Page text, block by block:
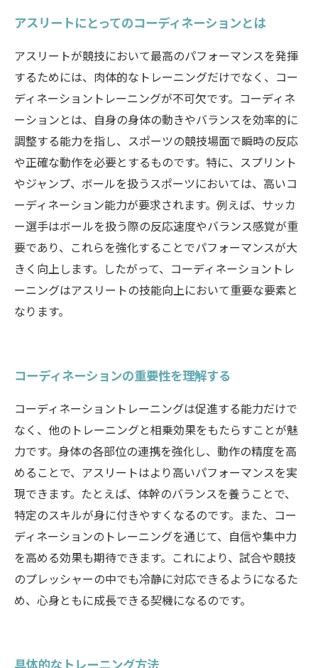
アスリートにとってのコーディネーションとは
アスリートが競技において最高のパフォーマンスを発揮
するためには、肉体的なトレーニングだけでなく、コー
ディネーショントレーニングが不可欠です。コーディネ
ーションとは、自身の身体の動きやバランスを効率的に
調整する能力を指し、スポーツの競技場面で瞬時の反応
や正確な動作を必要とするものです。特に、スプリント
やジャンプ、ボールを扱うスポーツにおいては、高いコ
ーディネーション能力が要求されます。例えば、サッカ
ー選手はボールを扱う際の反応速度やバランス感覚が重
要であり、これらを強化することでパフォーマンスが大
きく向上します。したがって、コーディネーショントレ
ーニングはアスリートの技能向上において重要な要素と
なります。
コーディネーションの重要性を理解する
コーディネーショントレーニングは促進する能力だけで
なく、他のトレーニングと相乗効果をもたらすことが魅
力です。身体の各部位の連携を強化し、動作の精度を高
めることで、アスリートはより高いパフォーマンスを実
現できます。たとえば、体幹のバランスを養うことで、
特定のスキルが身に付きやすくなるのです。また、コー
ディネーションのトレーニングを通じて、自信や集中力
を高める効果も期待できます。これにより、試合や競技
のプレッシャーの中でも冷静に対応できるようになるた
め、心身ともに成長できる契機になるのです。
具体的なトレーニング方法